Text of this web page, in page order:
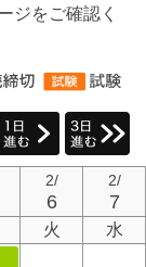
ジをご確認く
2/
6
2/
7
火 水